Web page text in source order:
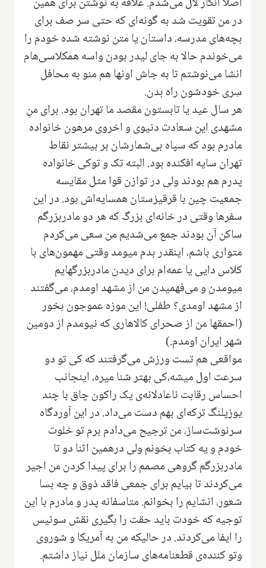
در من تقویت شد به گونه‌ای که حتی سر صف برای
بچه‌های مدرسه، داستان یا متن نوشته شده خودم را
می‌خوندم حالا به جای لیدر بودن واسه همکلاسی‌هام
انشا می‌نوشتم تا به جاش اونها هم منو به محافل
سِری خودشون راه بدن.
هر سال عید یا تابستون مقصد ما تهران بود. برای منِ
مشهدی این سعادت دنیوی و اخروی مرهون خانواده
مادرم بود که سپاه بی‌شمارشان بر بیشتر نقاط
تهران سایه افکنده بود. البته تک و توکی خانواده
پدرم هم بودند ولی در توازن قوا مثل مقایسه
جمعیت چین با قرقیزستان همسایه‌اش بود. در این
سفرها وقتی در خانه‌ای بزرگ که هر دو مادربزرگم
ساکن آن بودند جمع می‌شدیم من سعی می‌کردم
متواری باشم، اینقدر بدم میومد وقتی مهمون‌های با
کلاس دایی یا عمه‌ام برای دیدن مادربزرگهایم
میومدن و می‌فهمیدن من از مشهد اومدم، می‌گفتند
از مشهد اومدی‌؟ طفلی‌! این موزه عموجون بخور
(احمقها من از صحرای کالاهاری که نیومدم از دومین
شهر ایران اومدم.)
مواقعی هم تست ورزش می‌گرفتند که کی تو دو
سرعت اول میشه‌،کی بهتر شنا میره، اینجانب
احساس رقابت ناعادلانه‌ی یک راکون چاق با چند
یوزپلنگ ترکه‌ای بهم دست می‌داد‌. در این آوردگاه
سرنوشت‌ساز، من ترجیح می‌دادم برم تو خلوت
خودم و یه کتاب بخونم ولی درهمین اثنا دو تا
مادربزرگم گروهی مصمم را برای پیدا کردن من اجیر
می‌کردند تا بیایم برای جمعی فاقد ذوق و چه بسا
شعور، انشایم را بخوانم. متاسفانه پدر و مادرم با این
توجیه که خودت باید حقت را بگیری نقش سوئیس
را ایفا می‌کردند. در حالیکه من به آمریکا و شوروی
وتو کننده‌ی قطعنامه‌های سازمان ملل نیاز داشتم.